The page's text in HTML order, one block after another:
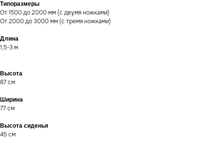
Типоразмеры
От 1500 до 2000 мм (с двумя ножками)
От 2000 до 3000 мм (с тремя ножками)
Длина
1,5-3 м
Высота
87 см
Ширина
77 см
Высота сиденья
45 см